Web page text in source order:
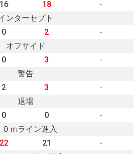
16 18
-
ンターセプト
0 2
-
オフサイド
0 3
-
警告
2 3
-
退場
0 0
-
０ｍライン進入
22 21
-